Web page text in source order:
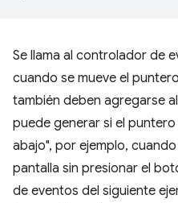
Se llama al controlador de
cuando se mueve el
también deben agregarse
puede generar si el
abajo", por ejemplo,
pantalla sin presionar el
de eventos del siguiente